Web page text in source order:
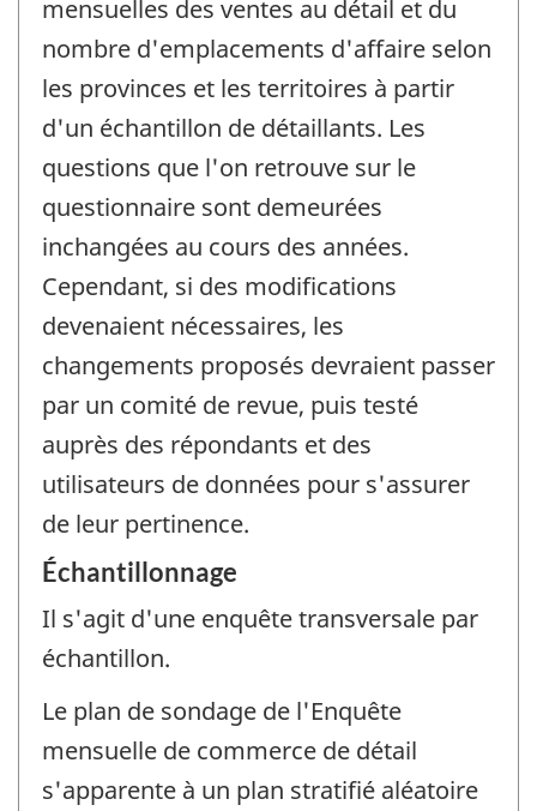
mensuelles des ventes au détail et du
nombre d'emplacements d'affaire selon
les provinces et les territoires à partir
d'un échantillon de détaillants. Les
questions que l'on retrouve sur le
questionnaire sont demeurées
inchangées au cours des années.
Cependant, si des modifications
devenaient nécessaires, les
changements proposés devraient passer
par un comité de revue, puis testé
auprès des répondants et des
utilisateurs de données pour s'assurer
de leur pertinence.
Échantillonnage
Il s'agit d'une enquête transversale par
échantillon.
Le plan de sondage de l'Enquête
mensuelle de commerce de détail
s'apparente à un plan stratifié aléatoire